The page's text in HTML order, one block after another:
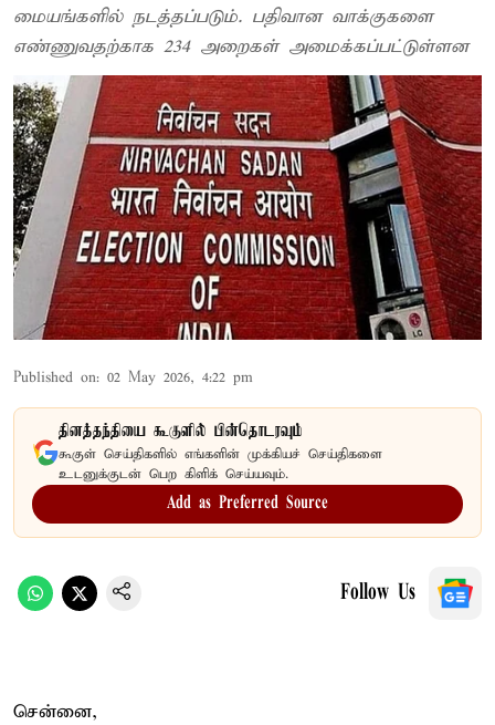
மையங்களில் நடத்தப்படும். பதிவான வாக்குகளை
எண்ணுவதற்காக 234 அறைகள் அமைக்கப்பட்டுள்ளன
Published on: 02 May 2026, 4:22 pm
தினத்தந்தியை கூகுளில் பின்தொடரவும்
கூகுள் செய்திகளில் எங்களின் முக்கியச் செய்திகளை
உடனுக்குடன் பெற கிளிக் செய்யவும்.
Add as Preferred Source
Follow Us
சென்னை,